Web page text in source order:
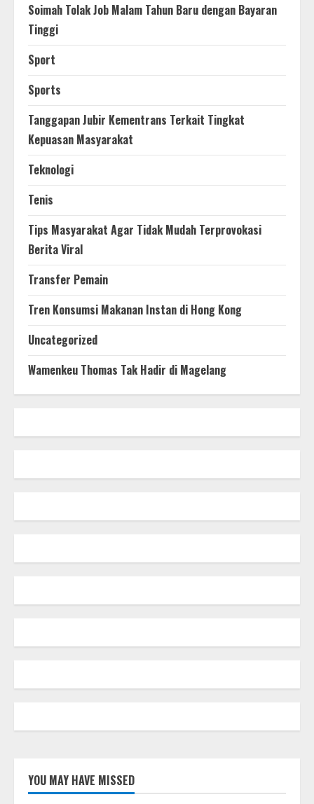
Soimah Tolak Job Malam Tahun Baru dengan Bayaran
Tinggi
Sport
Sports
Tanggapan Jubir Kementrans Terkait Tingkat
Kepuasan Masyarakat
Teknologi
Tenis
Tips Masyarakat Agar Tidak Mudah Terprovokasi
Berita Viral
Transfer Pemain
Tren Konsumsi Makanan Instan di Hong Kong
Uncategorized
Wamenkeu Thomas Tak Hadir di Magelang
YOU MAY HAVE MISSED